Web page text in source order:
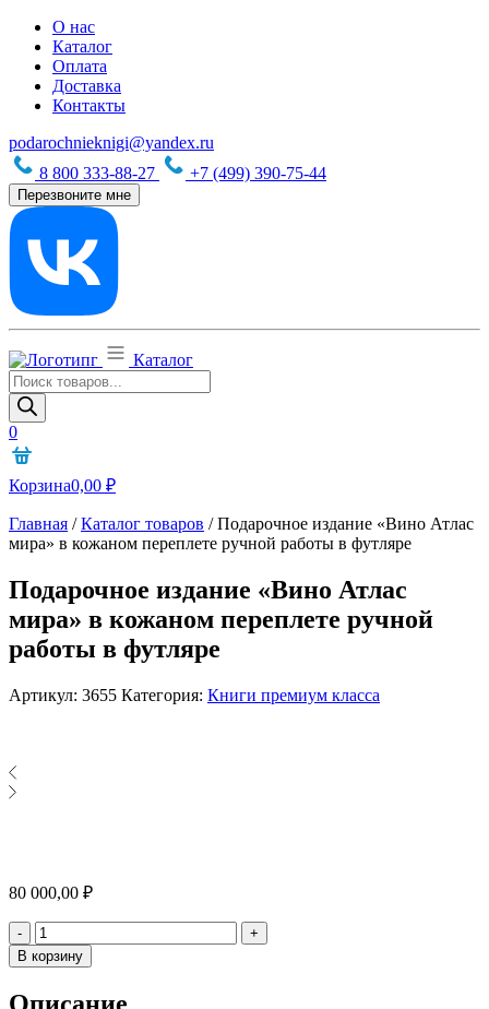
О нас
Каталог
Оплата
Доставка
Контакты
podarochnieknigi@yandex.ru
8 800 333-88-27
+7 (499) 390-75-44
Перезвоните мне
Каталог
Поиск
товаров
0
Корзина0,00 ₽
Главная /Каталог товаров /Подарочное издание «Вино Атлас
мира» в кожаном переплете ручной работы в футляре
Подарочное издание «Вино Атлас
мира» в кожаном переплете ручной
работы в футляре
Артикул: 3655 Категория: Книги премиум класса
80 000,00 ₽
- Количество
+
В корзину
Описание